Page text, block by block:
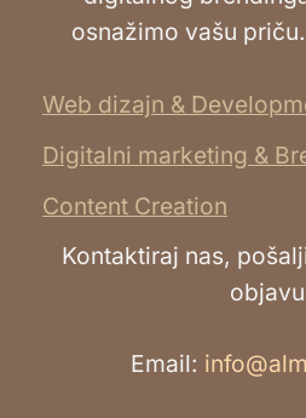
osnažimo vašu
Web dizajn &
Digitalni marketing &
Content Creation
Kontaktiraj nas,
Email: